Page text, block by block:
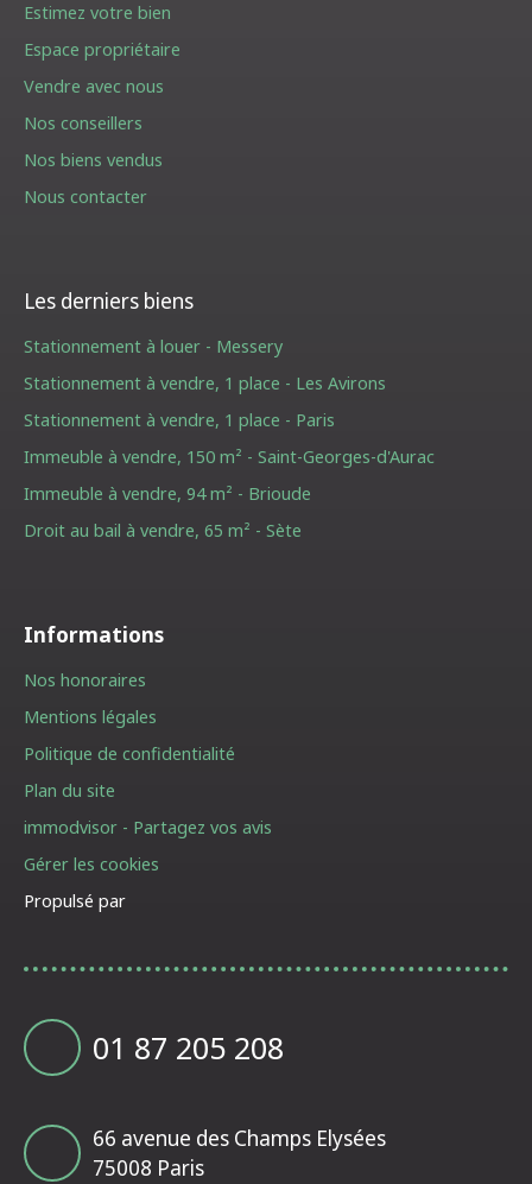
Estimez votre bien
Espace propriétaire
Vendre avec nous
Nos conseillers
Nos biens vendus
Nous contacter
Les derniers biens
Stationnement à louer - Messery
Stationnement à vendre, 1 place - Les Avirons
Stationnement à vendre, 1 place - Paris
Immeuble à vendre, 150 m² - Saint-Georges-d'Aurac
Immeuble à vendre, 94 m² - Brioude
Droit au bail à vendre, 65 m² - Sète
Informations
Nos honoraires
Mentions légales
Politique de confidentialité
Plan du site
immodvisor - Partagez vos avis
Gérer les cookies
Propulsé par
01 87 205 208
66 avenue des Champs Elysées
75008 Paris